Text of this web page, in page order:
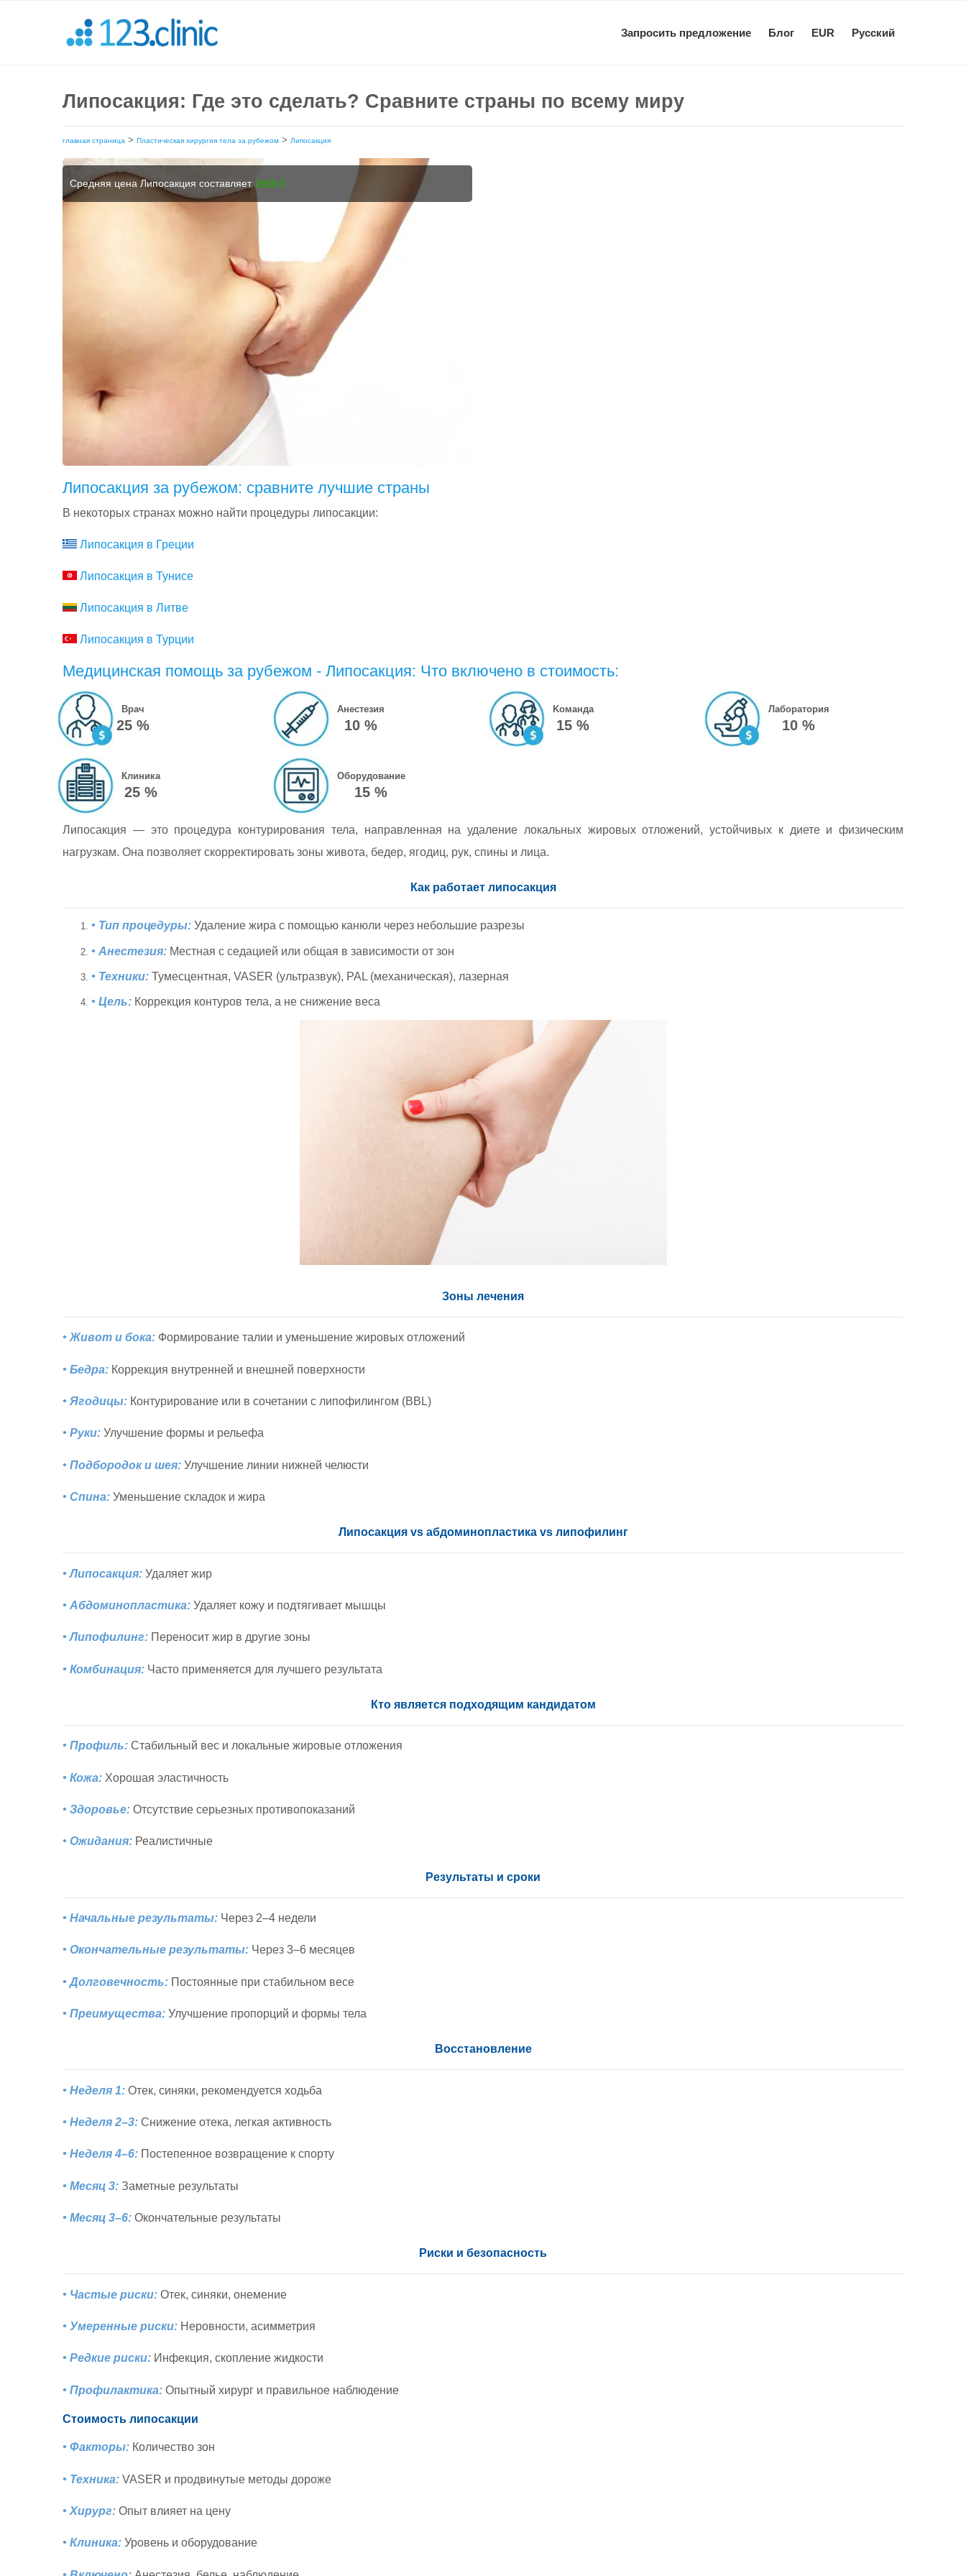
Запросить предложение Блог EUR Pусский
Липосакция: Где это сделать? Сравните страны по всему миру
главная страница > Пластическая хирургия тела за рубежом > Липосакция
Средняя цена Липосакция составляет2966 €
Липосакция за рубежом: сравните лучшие страны
В некоторых странах можно найти процедуры липосакции:
Липосакция в Греции
Липосакция в Тунисе
Липосакция в Литве
Липосакция в Турции
Медицинская помощь за рубежом - Липосакция: Что включено в стоимость:
Врач
25 %
Анестезия
10 %
Kоманда
15 %
Лаборатория
10 %
Клиника
25 %
Оборудование
15 %
Липосакция — это процедура контурирования тела, направленная на удаление локальных жировых отложений, устойчивых к диете и физическим
нагрузкам. Она позволяет скорректировать зоны живота, бедер, ягодиц, рук, спины и лица.
Как работает липосакция
• Тип процедуры: Удаление жира с помощью канюли через небольшие разрезы
• Анестезия: Местная с седацией или общая в зависимости от зон
• Техники: Тумесцентная, VASER (ультразвук), PAL (механическая), лазерная
• Цель: Коррекция контуров тела, а не снижение веса
Зоны лечения
• Живот и бока: Формирование талии и уменьшение жировых отложений
• Бедра: Коррекция внутренней и внешней поверхности
• Ягодицы: Контурирование или в сочетании с липофилингом (BBL)
• Руки: Улучшение формы и рельефа
• Подбородок и шея: Улучшение линии нижней челюсти
• Спина: Уменьшение складок и жира
Липосакция vs абдоминопластика vs липофилинг
• Липосакция: Удаляет жир
• Абдоминопластика: Удаляет кожу и подтягивает мышцы
• Липофилинг: Переносит жир в другие зоны
• Комбинация: Часто применяется для лучшего результата
Кто является подходящим кандидатом
• Профиль: Стабильный вес и локальные жировые отложения
• Кожа: Хорошая эластичность
• Здоровье: Отсутствие серьезных противопоказаний
• Ожидания: Реалистичные
Результаты и сроки
• Начальные результаты: Через 2–4 недели
• Окончательные результаты: Через 3–6 месяцев
• Долговечность: Постоянные при стабильном весе
• Преимущества: Улучшение пропорций и формы тела
Восстановление
• Неделя 1: Отек, синяки, рекомендуется ходьба
• Неделя 2–3: Снижение отека, легкая активность
• Неделя 4–6: Постепенное возвращение к спорту
• Месяц 3: Заметные результаты
• Месяц 3–6: Окончательные результаты
Риски и безопасность
• Частые риски: Отек, синяки, онемение
• Умеренные риски: Неровности, асимметрия
• Редкие риски: Инфекция, скопление жидкости
• Профилактика: Опытный хирург и правильное наблюдение
Стоимость липосакции
• Факторы: Количество зон
• Техника: VASER и продвинутые методы дороже
• Хирург: Опыт влияет на цену
• Клиника: Уровень и оборудование